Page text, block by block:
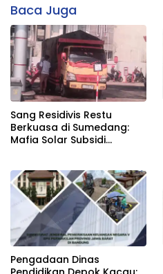
Baca Juga
Sang Residivis Restu
Berkuasa di Sumedang:
Mafia Solar Subsidi
Bungkam
Pengadaan Dinas